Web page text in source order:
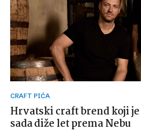
CRAFT PIĆA
Hrvatski craft brend koji
sada diže let prema Nebu